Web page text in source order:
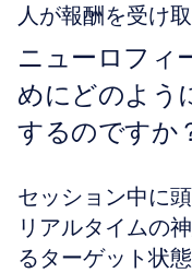
人が報酬を受け
ニューロフィ
めにどのよう
するのですか
セッション中に
リアルタイムの
るターゲット状